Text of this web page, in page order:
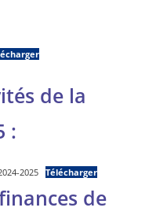
de la
:
2025 Télécharger
de